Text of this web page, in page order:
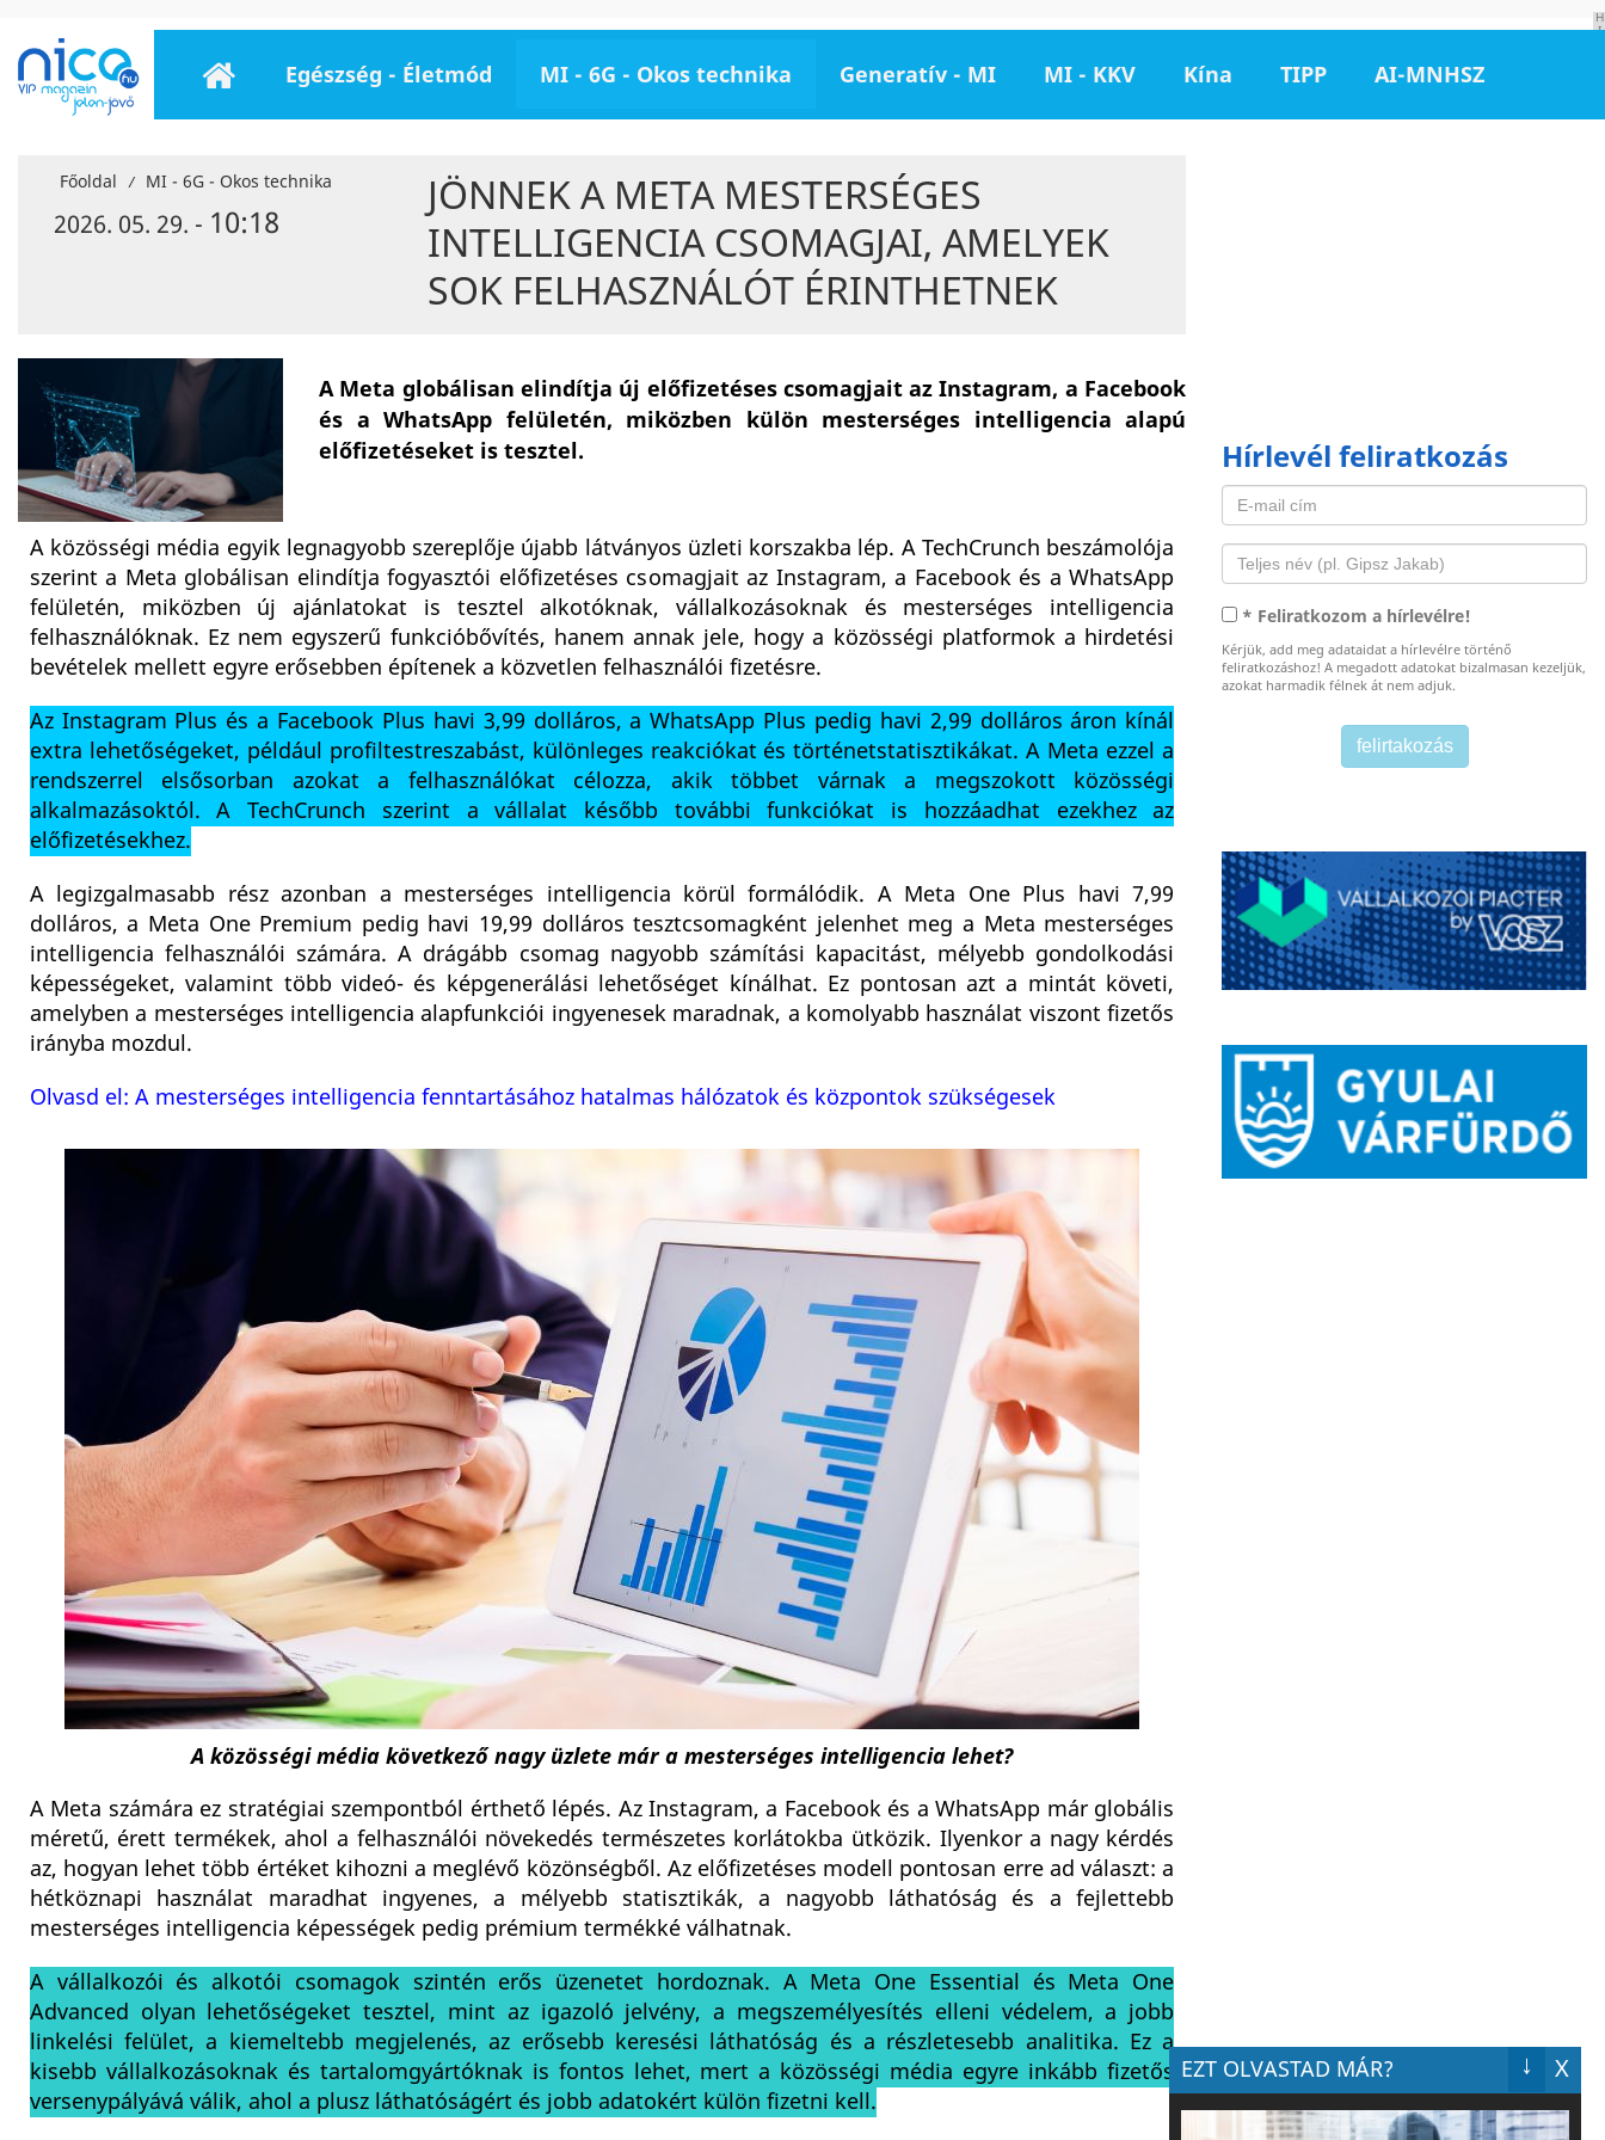
H
I
Egészség - Életmód MI - 6G - Okos technika Generatív - MI MI - KKV Kína TIPP AI-MNHSZ
Főoldal / MI - 6G - Okos technika
2026. 05. 29. - 10:18
JÖNNEK A META MESTERSÉGES
INTELLIGENCIA CSOMAGJAI, AMELYEK
SOK FELHASZNÁLÓT ÉRINTHETNEK
A Meta globálisan elindítja új előfizetéses csomagjait az Instagram, a Facebook
és a WhatsApp felületén, miközben külön mesterséges intelligencia alapú
előfizetéseket is tesztel.
A közösségi média egyik legnagyobb szereplője újabb látványos üzleti korszakba lép. A TechCrunch beszámolója
szerint a Meta globálisan elindítja fogyasztói előfizetéses csomagjait az Instagram, a Facebook és a WhatsApp
felületén, miközben új ajánlatokat is tesztel alkotóknak, vállalkozásoknak és mesterséges intelligencia
felhasználóknak. Ez nem egyszerű funkcióbővítés, hanem annak jele, hogy a közösségi platformok a hirdetési
bevételek mellett egyre erősebben építenek a közvetlen felhasználói fizetésre.
Az Instagram Plus és a Facebook Plus havi 3,99 dolláros, a WhatsApp Plus pedig havi 2,99 dolláros áron kínál
extra lehetőségeket, például profiltestreszabást, különleges reakciókat és történetstatisztikákat. A Meta ezzel a
rendszerrel elsősorban azokat a felhasználókat célozza, akik többet várnak a megszokott közösségi
alkalmazásoktól. A TechCrunch szerint a vállalat később további funkciókat is hozzáadhat ezekhez az
előfizetésekhez.
A legizgalmasabb rész azonban a mesterséges intelligencia körül formálódik. A Meta One Plus havi 7,99
dolláros, a Meta One Premium pedig havi 19,99 dolláros tesztcsomagként jelenhet meg a Meta mesterséges
intelligencia felhasználói számára. A drágább csomag nagyobb számítási kapacitást, mélyebb gondolkodási
képességeket, valamint több videó- és képgenerálási lehetőséget kínálhat. Ez pontosan azt a mintát követi,
amelyben a mesterséges intelligencia alapfunkciói ingyenesek maradnak, a komolyabb használat viszont fizetős
irányba mozdul.
Olvasd el: A mesterséges intelligencia fenntartásához hatalmas hálózatok és központok szükségesek
A közösségi média következő nagy üzlete már a mesterséges intelligencia lehet?
A Meta számára ez stratégiai szempontból érthető lépés. Az Instagram, a Facebook és a WhatsApp már globális
méretű, érett termékek, ahol a felhasználói növekedés természetes korlátokba ütközik. Ilyenkor a nagy kérdés
az, hogyan lehet több értéket kihozni a meglévő közönségből. Az előfizetéses modell pontosan erre ad választ: a
hétköznapi használat maradhat ingyenes, a mélyebb statisztikák, a nagyobb láthatóság és a fejlettebb
mesterséges intelligencia képességek pedig prémium termékké válhatnak.
A vállalkozói és alkotói csomagok szintén erős üzenetet hordoznak. A Meta One Essential és Meta One
Advanced olyan lehetőségeket tesztel, mint az igazoló jelvény, a megszemélyesítés elleni védelem, a jobb
linkelési felület, a kiemeltebb megjelenés, az erősebb keresési láthatóság és a részletesebb analitika. Ez a
kisebb vállalkozásoknak és tartalomgyártóknak is fontos lehet, mert a közösségi média egyre inkább fizetős
versenypályává válik, ahol a plusz láthatóságért és jobb adatokért külön fizetni kell.
Hírlevél feliratkozás
* Feliratkozom a hírlevélre!
Kérjük, add meg adataidat a hírlevélre történő
feliratkozáshoz! A megadott adatokat bizalmasan kezeljük,
azokat harmadik félnek át nem adjuk.
EZT OLVASTAD MÁR? X
↓